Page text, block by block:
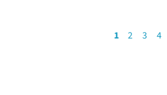
1 2 3 4